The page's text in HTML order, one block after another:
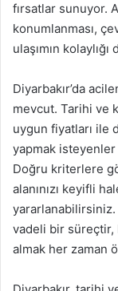
fırsatlar sunuyor.
konumlanması,
ulaşımın
Diyarbakır’da
mevcut. Tarihi ve
uygun fiyatları ile
yapmak
Doğru kriterlere
alanınızı keyifli
yararlanabilirsiniz.
vadeli bir
almak her zaman